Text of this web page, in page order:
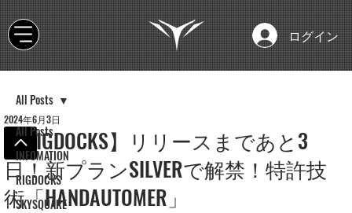
ログイン
All Posts
INFOMATION
RIGDOCKS
SKYSQUARE
All Posts
【RIGDOCKS】リリースまであと3
日！新プランSILVERで解禁！特許技
術「HANDAUTOMER」
2024年6月3日